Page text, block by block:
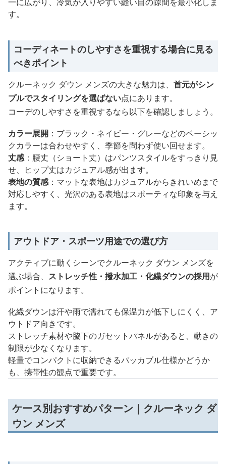
す。
コーディネートのしやすさを重視する場合に見る
べきポイント
クルーネック ダウン メンズの大きな魅力は、 首元がシン
プルでスタイリングを選ばない点にあります。
コーデのしやすさを重視するなら以下を確認しましょう。
カラー展開 ：ブラック・ネイビー・グレーなどのベーシッ
クカラーは合わせやすく、季節を問わず使い回せます。
丈感：腰丈（ショート丈）はパンツスタイルをすっきり見
せ、ヒップ丈はカジュアル感が出ます。
表地の質感：マットな表地はカジュアルからきれいめまで
対応しやすく、光沢のある表地はスポーティな印象を与え
ます。
アウトドア・スポーツ用途での選び方
アクティブに動くシーンでクルーネック ダウン メンズを
選ぶ場合、 ストレッチ性・撥水加工・化繊ダウンの採用が
ポイントになります。
化繊ダウンは汗や雨で濡れても保温力が低下しにくく、ア
ウトドア向きです。
ストレッチ素材や脇下のガセットパネルがあると、動きの
制限が少なくなります。
軽量でコンパクトに収納できるパッカブル仕様かどうか
も、携帯性の観点で重要です。
ケース別おすすめパターン｜クルーネック ダ
ウン メンズ